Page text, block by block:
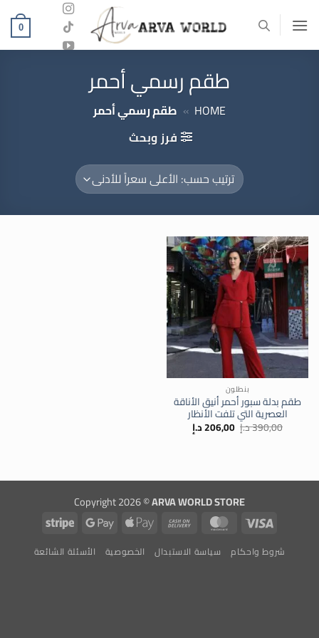
للمحتوى
0
طقم رسمي أحمر
HOME
» طقم رسمي أحمر
فرز وبحث
بنطلون
طقم بدلة سبور أحمر أنيق الأناقة
العصرية التي تلفت الأنظار
390,00د.إ السعر
الأصلي
206,00د.إالحالي
Copyright 2026 ©ARVA WORLD STORE
MasterCard
Cash
Delivery
Apple
Google
Stripe
شروط واحكام سياسة الاستبدال الخصوصية الأسئلة الشائعة